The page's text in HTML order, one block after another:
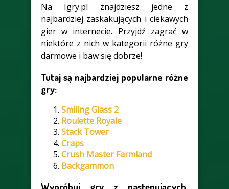
Na Igry.pl znajdziesz jedne z
najbardziej zaskakujących i ciekawych
gier w internecie. Przyjdź zagrać w
niektóre z nich w kategorii różne gry
darmowe i baw się dobrze!
Tutaj są najbardziej popularne różne
gry:
Smiling Glass 2
Roulette Royale
Stack Tower
Craps
Crush Master Farmland
Backgammon